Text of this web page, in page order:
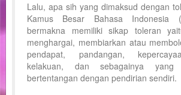
Lalu, apa sih yang dimaksud dengan
Kamus Besar Bahasa Indonesia
bermakna memiliki sikap toleran
menghargai, membiarkan atau
pendapat, pandangan,
kelakuan, dan sebagainya
bertentangan dengan pendirian sendiri.